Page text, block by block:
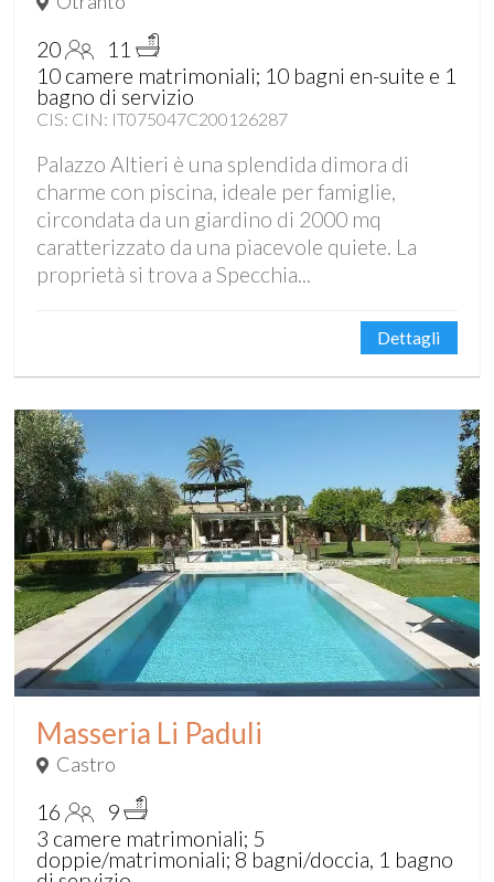
20
11
10 camere matrimoniali; 10 bagni en-suite e 1
bagno di servizio
CIS: CIN: IT075047C200126287
Palazzo Altieri è una splendida dimora di
charme con piscina, ideale per famiglie,
circondata da un giardino di 2000 mq
caratterizzato da una piacevole quiete. La
proprietà si trova a Specchia...
Dettagli
Masseria Li Paduli
Castro
16
9
3 camere matrimoniali; 5
doppie/matrimoniali; 8 bagni/doccia, 1 bagno